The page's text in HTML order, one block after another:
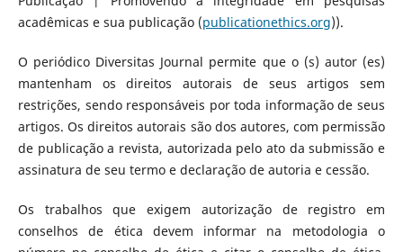
acadêmicas e sua publicação (publicationethics.org)).
O periódico Diversitas Journal permite que o (s) autor (es)
mantenham os direitos autorais de seus artigos sem
restrições, sendo responsáveis por toda informação de seus
artigos. Os direitos autorais são dos autores, com permissão
de publicação a revista, autorizada pelo ato da submissão e
assinatura de seu termo e declaração de autoria e cessão.
Os trabalhos que exigem autorização de registro em
conselhos de ética devem informar na metodologia o